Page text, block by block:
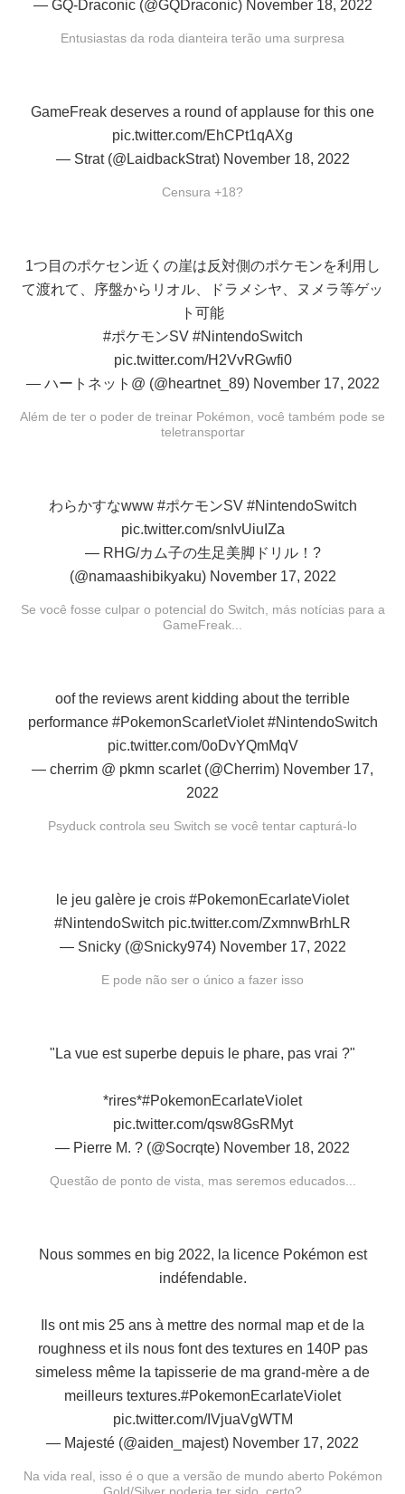
— GQ-Draconic (@GQDraconic) November 18, 2022
Entusiastas da roda dianteira terão uma surpresa
GameFreak deserves a round of applause for this one
pic.twitter.com/EhCPt1qAXg
— Strat (@LaidbackStrat) November 18, 2022
Censura +18?
1つ目のポケセン近くの崖は反対側のポケモンを利用し
て渡れて、序盤からリオル、ドラメシヤ、ヌメラ等ゲッ
ト可能
#ポケモンSV #NintendoSwitch
pic.twitter.com/H2VvRGwfi0
— ハートネット@ (@heartnet_89) November 17, 2022
Além de ter o poder de treinar Pokémon, você também pode se
teletransportar
わらかすなwww #ポケモンSV #NintendoSwitch
pic.twitter.com/snIvUiuIZa
— RHG/カム子の生足美脚ドリル！?
(@namaashibikyaku) November 17, 2022
Se você fosse culpar o potencial do Switch, más notícias para a
GameFreak...
oof the reviews arent kidding about the terrible
performance #PokemonScarletViolet #NintendoSwitch
pic.twitter.com/0oDvYQmMqV
— cherrim @ pkmn scarlet (@Cherrim) November 17,
2022
Psyduck controla seu Switch se você tentar capturá-lo
le jeu galère je crois #PokemonEcarlateViolet
#NintendoSwitch pic.twitter.com/ZxmnwBrhLR
— Snicky (@Snicky974) November 17, 2022
E pode não ser o único a fazer isso
"La vue est superbe depuis le phare, pas vrai ?"
*rires*#PokemonEcarlateViolet
pic.twitter.com/qsw8GsRMyt
— Pierre M. ? (@Socrqte) November 18, 2022
Questão de ponto de vista, mas seremos educados...
Nous sommes en big 2022, la licence Pokémon est
indéfendable.
Ils ont mis 25 ans à mettre des normal map et de la
roughness et ils nous font des textures en 140P pas
simeless même la tapisserie de ma grand-mère a de
meilleurs textures.#PokemonEcarlateViolet
pic.twitter.com/IVjuaVgWTM
— Majesté (@aiden_majest) November 17, 2022
Na vida real, isso é o que a versão de mundo aberto Pokémon